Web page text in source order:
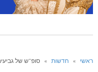
ראשי » חדשות » סופ”ש של